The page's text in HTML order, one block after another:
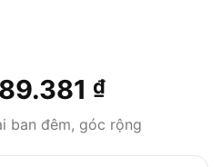
₫.
₫Giá
tại
là:
ban đêm, góc rộng